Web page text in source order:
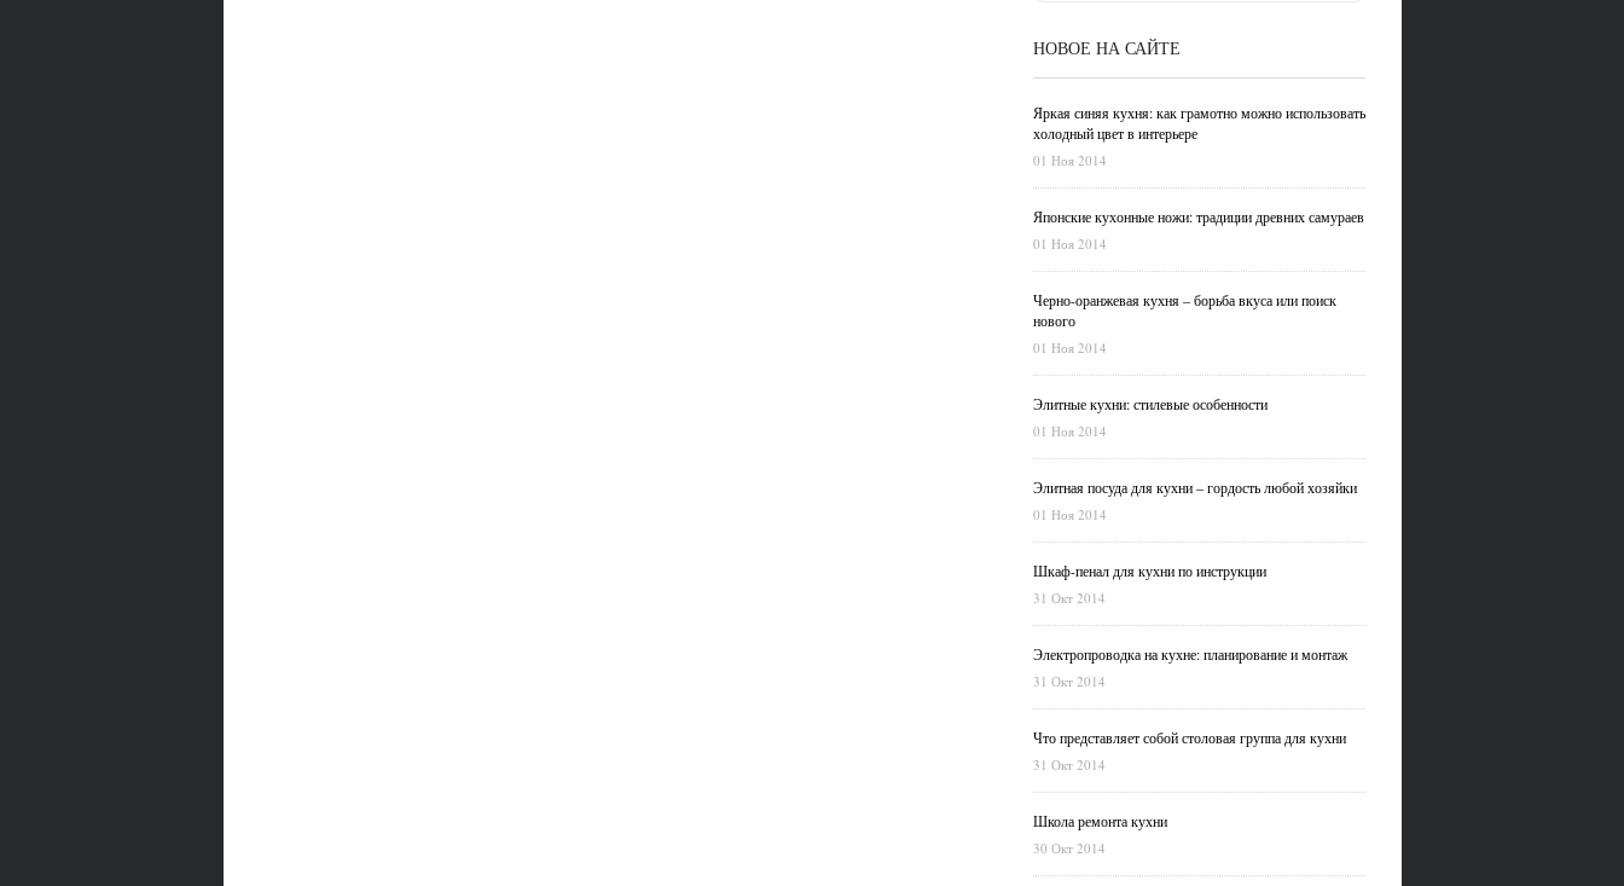
НОВОЕ НА САЙТЕ
Яркая синяя кухня: как грамотно можно использовать
холодный цвет в интерьере
01 Ноя 2014
Японские кухонные ножи: традиции древних самураев
01 Ноя 2014
Черно-оранжевая кухня – борьба вкуса или поиск
нового
01 Ноя 2014
Элитные кухни: стилевые особенности
01 Ноя 2014
Элитная посуда для кухни – гордость любой хозяйки
01 Ноя 2014
Шкаф-пенал для кухни по инструкции
31 Окт 2014
Электропроводка на кухне: планирование и монтаж
31 Окт 2014
Что представляет собой столовая группа для кухни
31 Окт 2014
Школа ремонта кухни
30 Окт 2014